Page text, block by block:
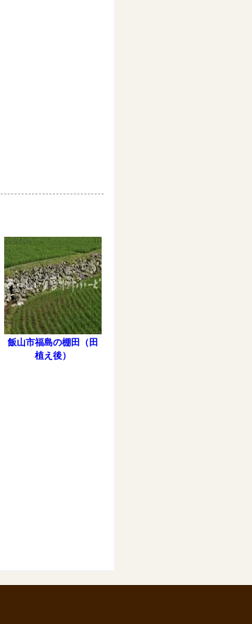
飯山市福島の棚田（田
植え後）